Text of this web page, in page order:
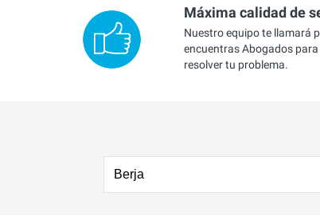
Máxima calidad de
Nuestro equipo te llamará
encuentras Abogados
resolver tu problema.